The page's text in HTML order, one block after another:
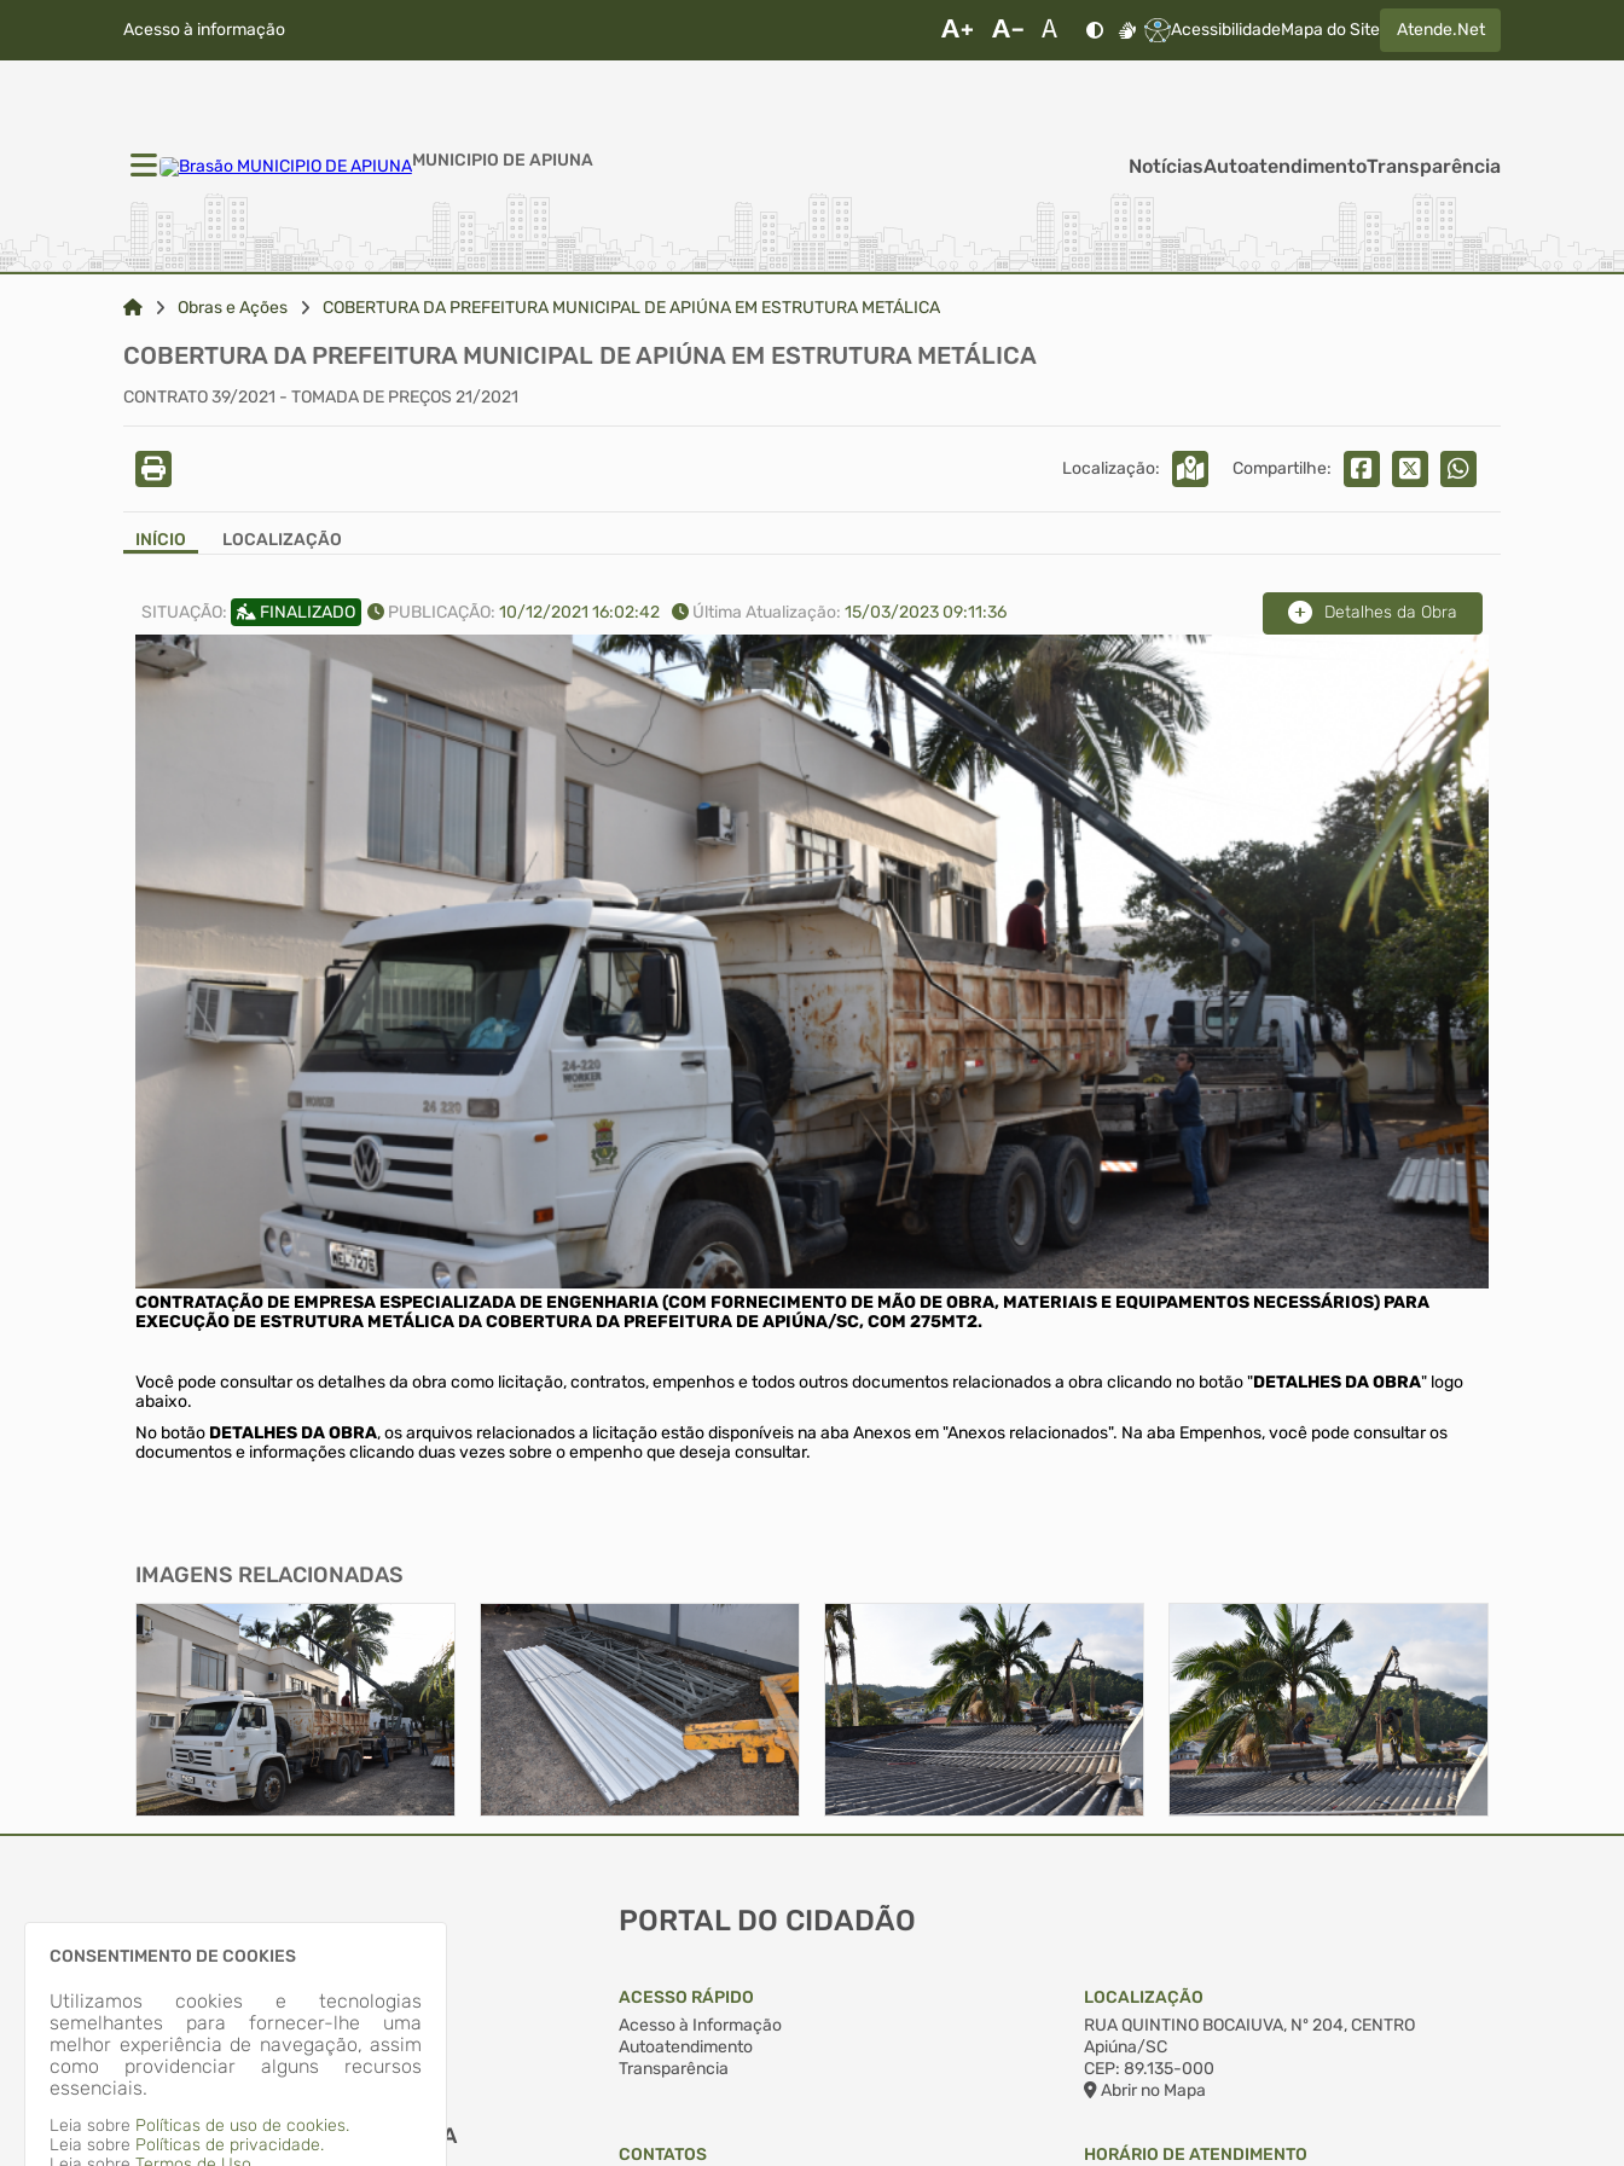
Acesso à informação AcessibilidadeMapa do Site Atende.Net
MUNICIPIO DE APIUNA NotíciasAutoatendimentoTransparência
Obras e Ações COBERTURA DA PREFEITURA MUNICIPAL DE APIÚNA EM ESTRUTURA METÁLICA
COBERTURA DA PREFEITURA MUNICIPAL DE APIÚNA EM ESTRUTURA METÁLICA
CONTRATO 39/2021 - TOMADA DE PREÇOS 21/2021
Localização: Compartilhe:
INÍCIO LOCALIZAÇÃO
SITUAÇÃO: FINALIZADO PUBLICAÇÃO: 10/12/2021 16:02:42 Última Atualização: 15/03/2023 09:11:36 Detalhes da Obra
CONTRATAÇÃO DE EMPRESA ESPECIALIZADA DE ENGENHARIA (COM FORNECIMENTO DE MÃO DE OBRA, MATERIAIS E EQUIPAMENTOS NECESSÁRIOS) PARA
EXECUÇÃO DE ESTRUTURA METÁLICA DA COBERTURA DA PREFEITURA DE APIÚNA/SC, COM 275MT2.
Você pode consultar os detalhes da obra como licitação, contratos, empenhos e todos outros documentos relacionados a obra clicando no botão "DETALHES DA OBRA" logo
abaixo.
No botão DETALHES DA OBRA, os arquivos relacionados a licitação estão disponíveis na aba Anexos em "Anexos relacionados". Na aba Empenhos, você pode consultar os
documentos e informações clicando duas vezes sobre o empenho que deseja consultar.
IMAGENS RELACIONADAS
3071685
MUNICIPIO DE APIUNA
79.373.767/0001-16
PORTAL DO CIDADÃO
ACESSO RÁPIDO
Acesso à Informação
Autoatendimento
Transparência
LOCALIZAÇÃO
RUA QUINTINO BOCAIUVA, Nº 204, CENTRO
Apiúna/SC
CEP: 89.135-000
Abrir no Mapa
CONTATOS HORÁRIO DE ATENDIMENTO
CONSENTIMENTO DE COOKIES
Utilizamos cookies e tecnologias
semelhantes para fornecer-lhe uma
melhor experiência de navegação, assim
como providenciar alguns recursos
essenciais.
Leia sobre Políticas de uso de cookies.
Leia sobre Políticas de privacidade.